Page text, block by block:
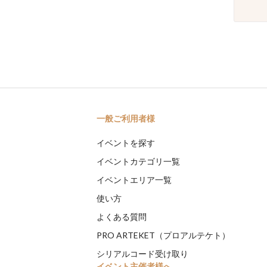
一般ご利用者様
イベントを探す
イベントカテゴリ一覧
イベントエリア一覧
使い方
よくある質問
PRO ARTEKET（プロアルテケト）
シリアルコード受け取り